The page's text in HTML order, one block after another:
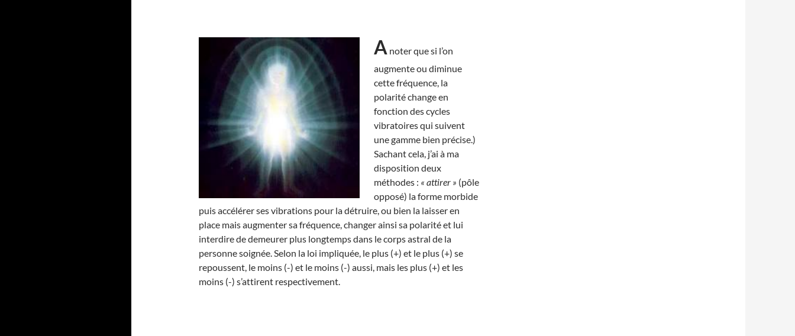
A noter que si l’on
augmente ou diminue
cette fréquence, la
polarité change en
fonction des cycles
vibratoires qui suivent
une gamme bien précise.)
Sachant cela, j’ai à ma
disposition deux
méthodes : « attirer » (pôle
opposé) la forme morbide
puis accélérer ses vibrations pour la détruire, ou bien la laisser en
place mais augmenter sa fréquence, changer ainsi sa polarité et lui
interdire de demeurer plus longtemps dans le corps astral de la
personne soignée. Selon la loi impliquée, le plus (+) et le plus (+) se
repoussent, le moins (-) et le moins (-) aussi, mais les plus (+) et les
moins (-) s’attirent respectivement.